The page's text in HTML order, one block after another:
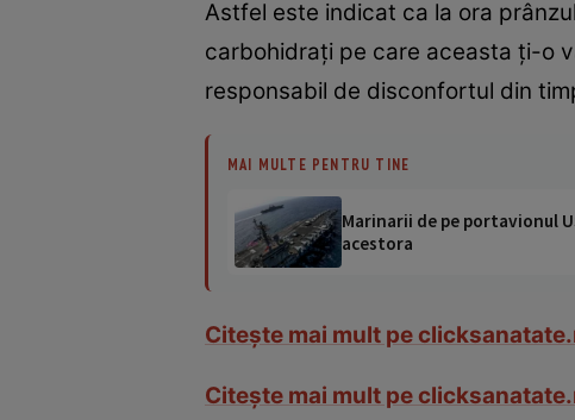
Astfel este indicat ca la ora
carbohidraţi pe care aceasta ţi-o
responsabil de disconfortul din
MAI MULTE PENTRU TINE
Marinarii de pe portavionul
acestora
Citeşte mai mult pe
Citeşte mai mult pe